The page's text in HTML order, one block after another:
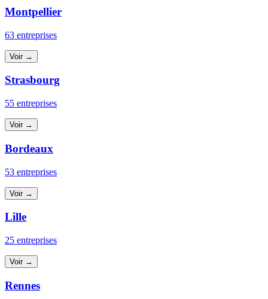
Montpellier
63 entreprises
Voir →
Strasbourg
55 entreprises
Voir →
Bordeaux
53 entreprises
Voir →
Lille
25 entreprises
Voir →
Rennes